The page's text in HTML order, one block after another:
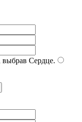
выбрав Сердце.